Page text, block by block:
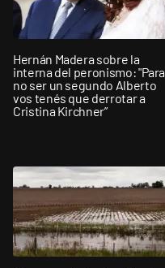
Hernán Madera sobre la
interna del peronismo: "Para
no ser un segundo Alberto
vos tenés que derrotar a
Cristina Kirchner”